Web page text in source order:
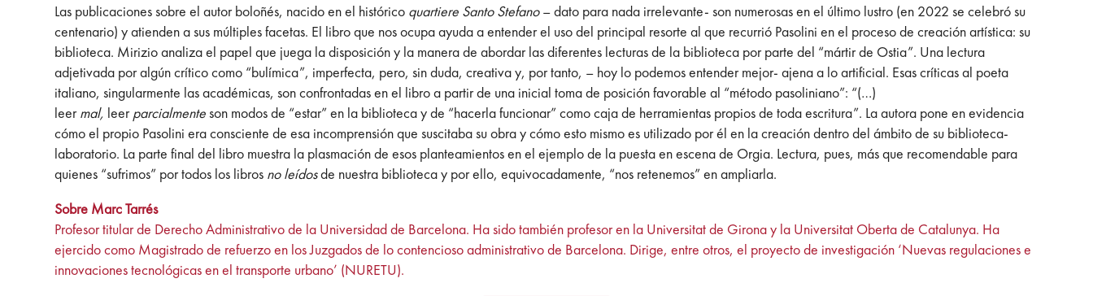
Las publicaciones sobre el autor boloñés, nacido en el histórico quartiere Santo Stefano– dato para nada irrelevante- son numerosas en el último lustro (en 2022 se celebró su
centenario) y atienden a sus múltiples facetas. El libro que nos ocupa ayuda a entender el uso del principal resorte al que recurrió Pasolini en el proceso de creación artística: su
biblioteca. Mirizio analiza el papel que juega la disposición y la manera de abordar las diferentes lecturas de la biblioteca por parte del “mártir de Ostia”. Una lectura
adjetivada por algún crítico como “bulímica”, imperfecta, pero, sin duda, creativa y, por tanto, – hoy lo podemos entender mejor- ajena a lo artificial. Esas críticas al poeta
italiano, singularmente las académicas, son confrontadas en el libro a partir de una inicial toma de posición favorable al “método pasoliniano”: “(…)
leermal, leerparcialmenteson modos de “estar” en la biblioteca y de “hacerla funcionar” como caja de herramientas propios de toda escritura”. La autora pone en evidencia
cómo el propio Pasolini era consciente de esa incomprensión que suscitaba su obra y cómo esto mismo es utilizado por él en la creación dentro del ámbito de su biblioteca-
laboratorio. La parte final del libro muestra la plasmación de esos planteamientos en el ejemplo de la puesta en escena de Orgia. Lectura, pues, más que recomendable para
quienes “sufrimos” por todos los libros no leídosde nuestra biblioteca y por ello, equivocadamente, “nos retenemos” en ampliarla.
Sobre Marc Tarrés
Profesor titular de Derecho Administrativo de la Universidad de Barcelona. Ha sido también profesor en la Universitat de Girona y la Universitat Oberta de Catalunya. Ha
ejercido como Magistrado de refuerzo en los Juzgados de lo contencioso administrativo de Barcelona. Dirige, entre otros, el proyecto de investigación ‘Nuevas regulaciones e
innovaciones tecnológicas en el transporte urbano’ (NURETU).